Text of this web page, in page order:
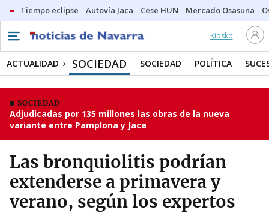
Tiempo eclipse Autovía Jaca Cese HUN Mercado Osasuna
Kiosko
ACTUALIDAD SOCIEDAD SOCIEDAD POLÍTICA
SOCIEDAD
Adjudicadas por 135 millones las obras de la nueva
variante entre Pamplona y Jaca
Las bronquiolitis podrían
extenderse a primavera y
verano, según los expertos